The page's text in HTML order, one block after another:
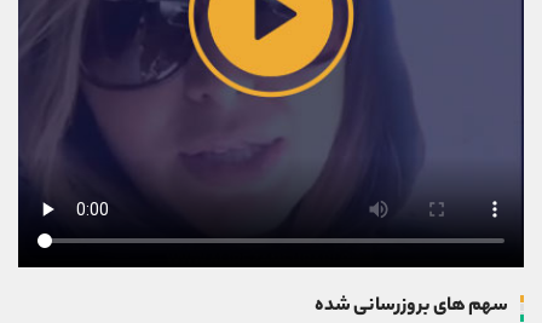
سهم های بروزرسانی شده